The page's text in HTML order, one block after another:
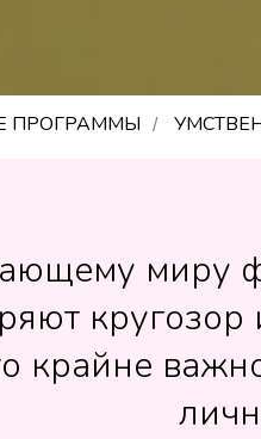
ПРОГРАММЫ /
миру
крайне